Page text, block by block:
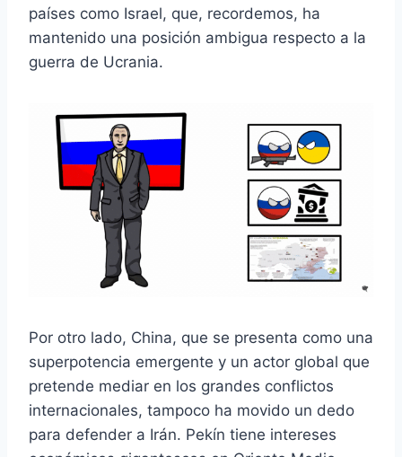
países como Israel, que, recordemos, ha
mantenido una posición ambigua respecto a la
guerra de Ucrania.
Por otro lado, China, que se presenta como una
superpotencia emergente y un actor global que
pretende mediar en los grandes conflictos
internacionales, tampoco ha movido un dedo
para defender a Irán. Pekín tiene intereses